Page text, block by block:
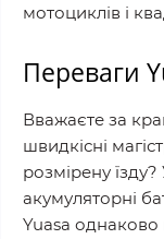
мотоциклів і
Переваги
Вважаєте за
швидкісні
розмірену
акумуляторні
Yuasa однаково